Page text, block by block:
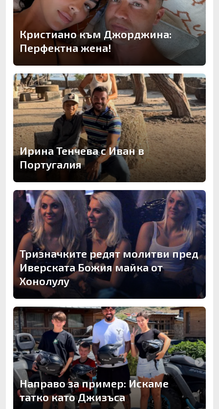
Кристиано към Джорджина:
Перфектна жена!
Ирина Тенчева с Иван в
Португалия
Тризначките редят молитви пред
Иверската Божия майка от
Хонолулу
Направо за пример: Искаме
татко като Джизъса